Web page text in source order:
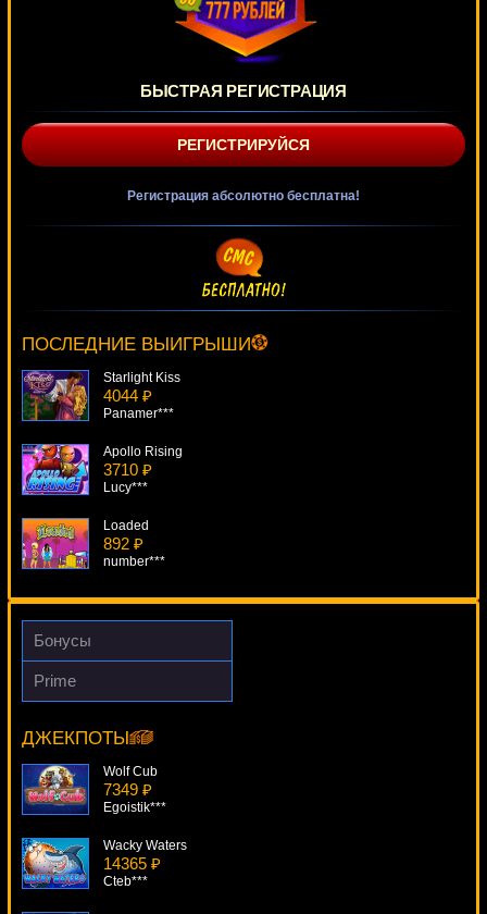
БЫСТРАЯ РЕГИСТРАЦИЯ
РЕГИСТРИРУЙСЯ
Регистрация абсолютно бесплатна!
ПОСЛЕДНИЕ ВЫИГРЫШИ
mgarkunov***
Starlight Kiss
4044 ₽
Panamer***
Apollo Rising
3710 ₽
Lucy***
Loaded
892 ₽
number***
The Bermuda Mysteries
3693 ₽
Harveys
2173 ₽
DenisVS***
Бонусы
Prime
ДЖЕКПОТЫ
Hot Chance
alex***
Wolf Cub
7349 ₽
Egoistik***
Wacky Waters
14365 ₽
Cteb***